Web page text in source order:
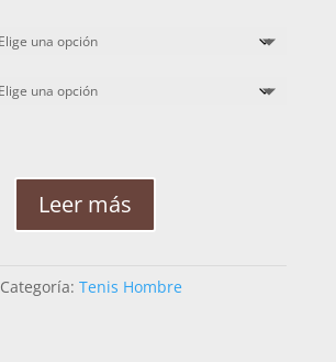
Leer más
Categoría: Tenis Hombre